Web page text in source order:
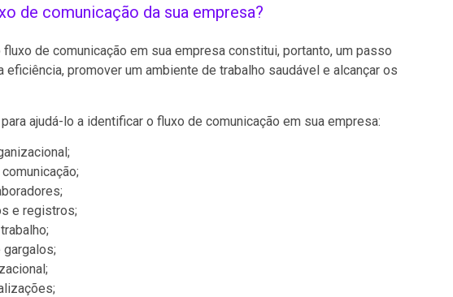
de comunicação da sua empresa?
de comunicação em sua empresa constitui, portanto, um passo
eficiência, promover um ambiente de trabalho saudável e alcançar os
ajudá-lo a identificar o fluxo de comunicação em sua empresa:
e registros;